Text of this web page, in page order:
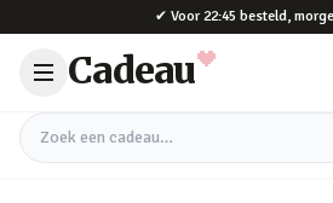
✔ Voor 22:45 besteld,
Cadeau
Zoek een cadeau